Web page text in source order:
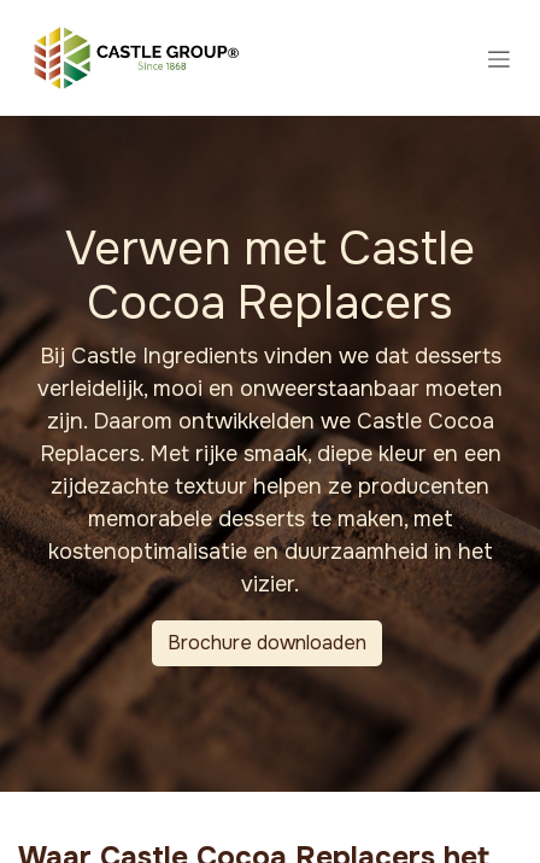
Verwen met Castle
Cocoa Replacers
Bij Castle Ingredients vinden we dat desserts
verleidelijk, mooi en onweerstaanbaar moeten
zijn. Daarom ontwikkelden we Castle Cocoa
Replacers. Met rijke smaak, diepe kleur en een
zijdezachte textuur helpen ze producenten
memorabele desserts te maken, met
kostenoptimalisatie en duurzaamheid in het
vizier.
Brochure downloaden